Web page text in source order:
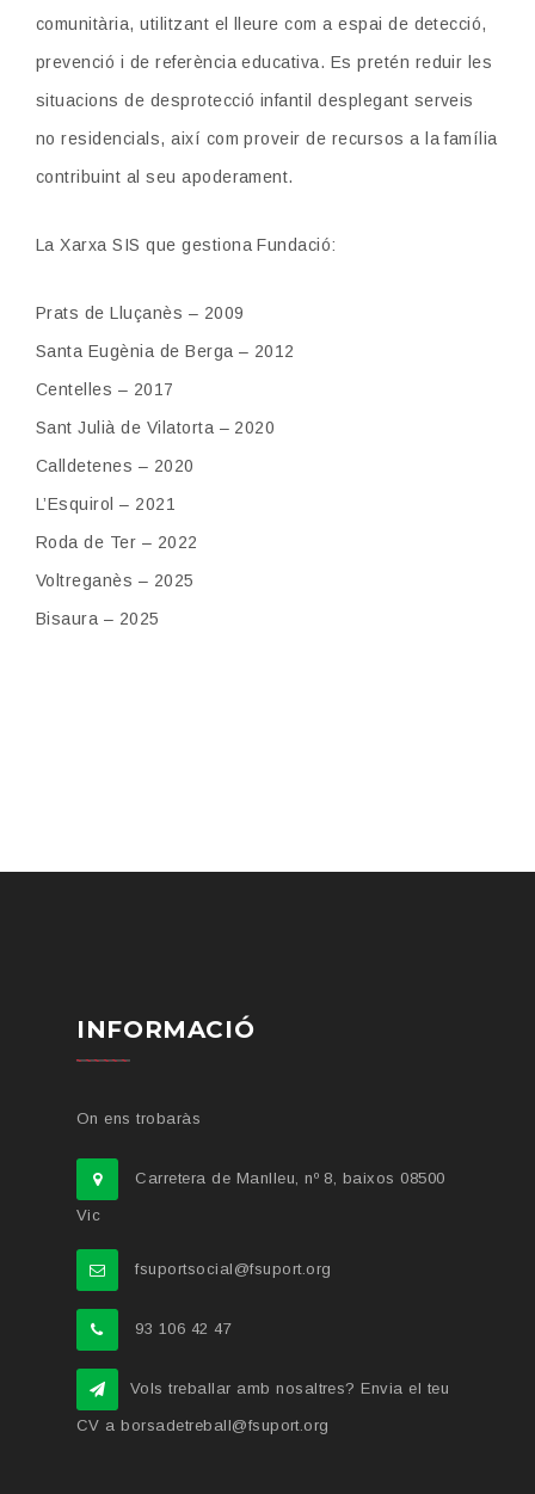
comunitària, utilitzant el lleure com a espai de detecció,
prevenció i de referència educativa. Es pretén reduir les
situacions de desprotecció infantil desplegant serveis
no residencials, així com proveir de recursos a la família
contribuint al seu apoderament.
La Xarxa SIS que gestiona Fundació:
Prats de Lluçanès – 2009
Santa Eugènia de Berga – 2012
Centelles – 2017
Sant Julià de Vilatorta – 2020
Calldetenes – 2020
L’Esquirol – 2021
Roda de Ter – 2022
Voltreganès – 2025
Bisaura – 2025
INFORMACIÓ
On ens trobaràs
Carretera de Manlleu, nº 8, baixos 08500
Vic
fsuportsocial@fsuport.org
93 106 42 47
Vols treballar amb nosaltres? Envia el teu
CV a borsadetreball@fsuport.org